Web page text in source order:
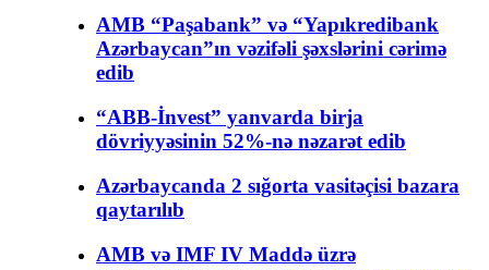
AMB “Paşabank” və “Yapıkredibank
Azərbaycan”ın vəzifəli şəxslərini cərimə
edib
“ABB-İnvest” yanvarda birja
dövriyyəsinin 52%-nə nəzarət edib
Azərbaycanda 2 sığorta vasitəçisi bazara
qaytarılıb
AMB və IMF IV Maddə üzrə